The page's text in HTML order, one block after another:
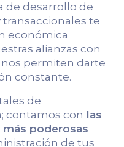
de desarrollo de
te
económica
alianzas con
nos permiten darte
constante.
de
contamos con las
poderosas
de tus